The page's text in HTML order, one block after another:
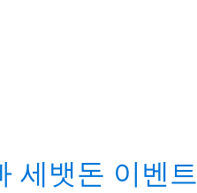
세뱃돈 이벤트